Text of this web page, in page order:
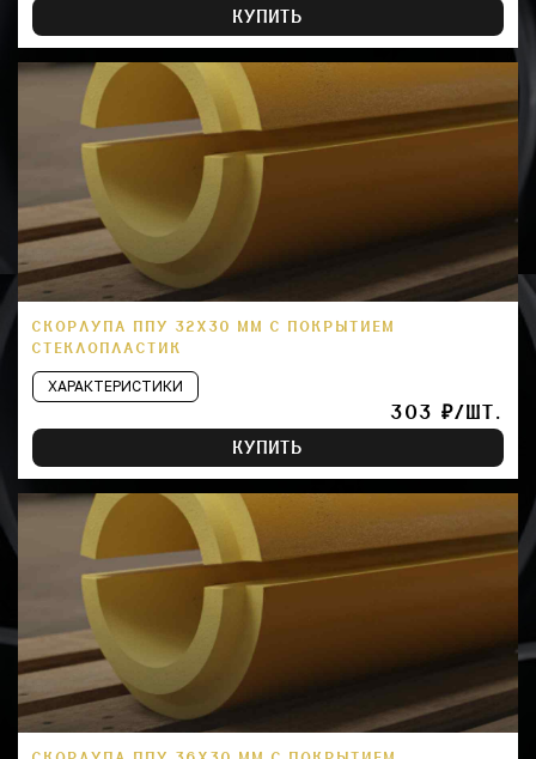
КУПИТЬ
СКОРЛУПА ППУ 32Х30 ММ С ПОКРЫТИЕМ
СТЕКЛОПЛАСТИК
ХАРАКТЕРИСТИКИ
303 ₽/ШТ.
КУПИТЬ